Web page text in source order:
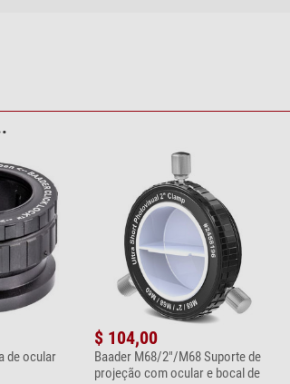
de ocular
$ 104,00
Baader M68/2"/M68 Suporte de
projeção com ocular e bocal de